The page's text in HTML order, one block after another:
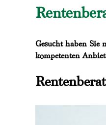
Gesucht haben Sie
kompetenten